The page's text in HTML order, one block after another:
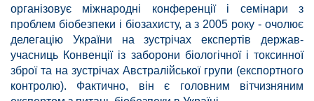
організовує міжнародні конференції і семінари з
проблем біобезпеки і біозахисту, а з 2005 року - очолює
делегацію України на зустрічах експертів держав-
учасниць Конвенції із заборони біологічної і токсинної
зброї та на зустрічах Австралійської групи (експортного
контролю). Фактично, він є головним вітчизняним